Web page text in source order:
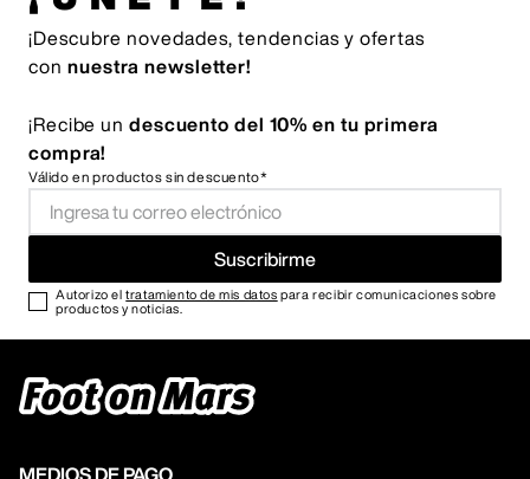
¡Descubre novedades, tendencias y ofertas
con nuestra newsletter!
¡Recibe un descuento del 10% en tu primera
compra!
Válido en productos sin descuento*
Suscribirme
Autorizo eltratamiento de mis datos para recibir comunicaciones sobre
productos y noticias.
MEDIOS DE PAGO